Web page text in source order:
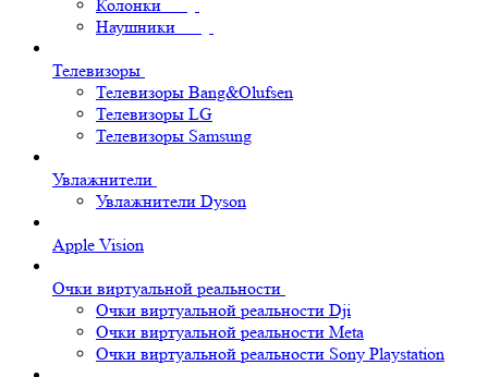
Колонки
Наушники
Телевизоры
Телевизоры Bang&Olufsen
Телевизоры LG
Телевизоры Samsung
Увлажнители
Увлажнители Dyson
Apple Vision
Очки виртуальной реальности
Очки виртуальной реальности Dji
Очки виртуальной реальности Meta
Очки виртуальной реальности Sony Playstation